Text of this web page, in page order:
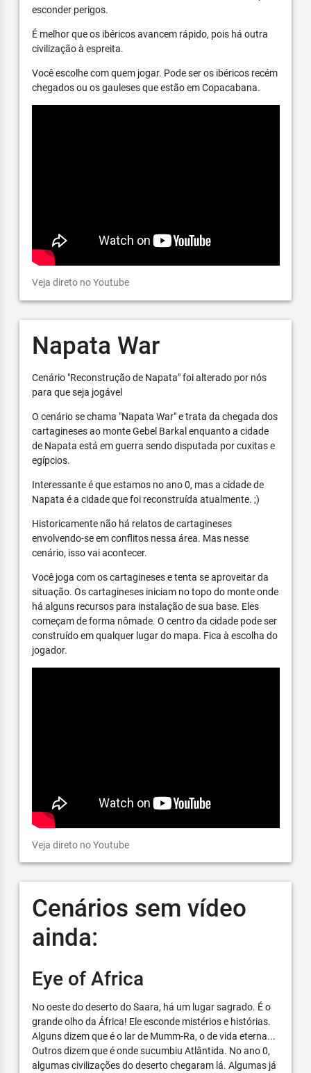
esconder perigos.
É melhor que os ibéricos avancem rápido, pois há outra
civilização à espreita.
Você escolhe com quem jogar. Pode ser os ibéricos recém
chegados ou os gauleses que estão em Copacabana.
Veja direto no Youtube
Napata War
Cenário "Reconstrução de Napata" foi alterado por nós
para que seja jogável
O cenário se chama "Napata War" e trata da chegada dos
cartagineses ao monte Gebel Barkal enquanto a cidade
de Napata está em guerra sendo disputada por cuxitas e
egípcios.
Interessante é que estamos no ano 0, mas a cidade de
Napata é a cidade que foi reconstruída atualmente. ;)
Historicamente não há relatos de cartagineses
envolvendo-se em conflitos nessa área. Mas nesse
cenário, isso vai acontecer.
Você joga com os cartagineses e tenta se aproveitar da
situação. Os cartagineses iniciam no topo do monte onde
há alguns recursos para instalação de sua base. Eles
começam de forma nômade. O centro da cidade pode ser
construído em qualquer lugar do mapa. Fica à escolha do
jogador.
Veja direto no Youtube
Cenários sem vídeo
ainda:
Eye of Africa
No oeste do deserto do Saara, há um lugar sagrado. É o
grande olho da África! Ele esconde mistérios e histórias.
Alguns dizem que é o lar de Mumm-Ra, o de vida eterna...
Outros dizem que é onde sucumbiu Atlântida. No ano 0,
algumas civilizações do deserto chegaram lá. Algumas já